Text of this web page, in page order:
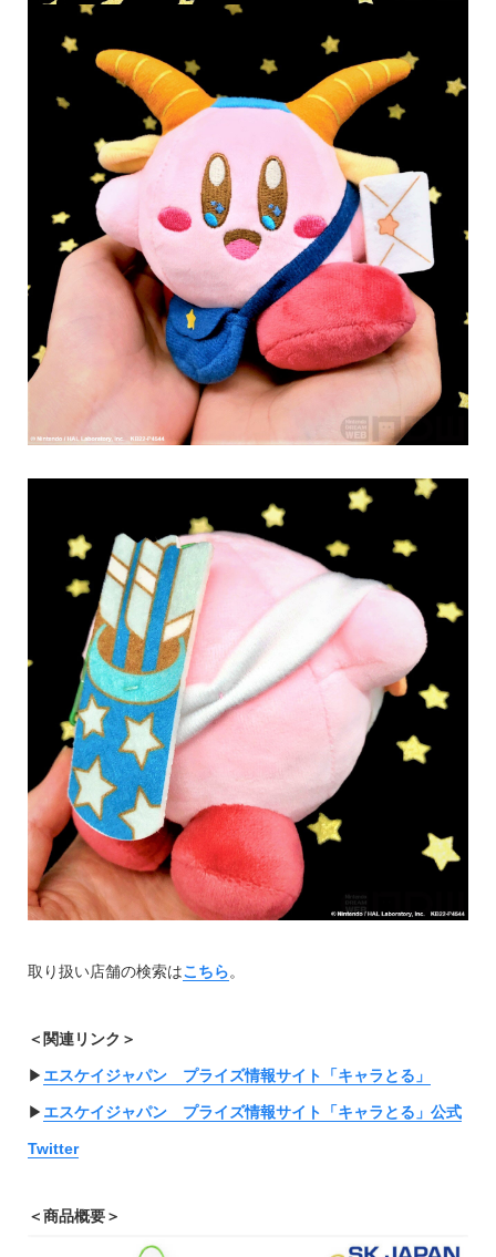
取り扱い店舗の検索はこちら。
＜関連リンク＞
▶︎ エスケイジャパン プライズ情報サイト「キャラとる」
▶︎ エスケイジャパン プライズ情報サイト「キャラとる」公式
Twitter
＜商品概要＞